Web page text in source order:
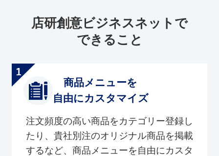
店研創意ビジネスネットで
できること
商品メニューを
自由にカスタマイズ
注文頻度の高い商品をカテゴリー登録し
たり、貴社別注のオリジナル商品を掲載
するなど、商品メニューを自由にカスタ